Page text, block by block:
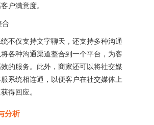
户满意度。
仅支持文字聊天，还支持多种沟通
各种沟通渠道整合到一个平台，为客
的服务。此外，商家还可以将社交媒
系统相连通，以便客户在社交媒体上
得回应。
析